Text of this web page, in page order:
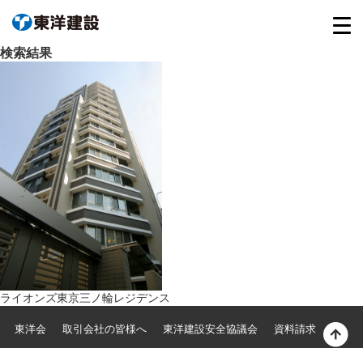
検索結果
ライオンズ東京三ノ輪レジデンス
東洋会 取引会社の皆様へ 東洋建設安全協議会 資料請求